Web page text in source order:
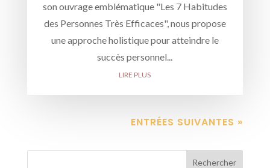
son ouvrage emblématique "Les 7 Habitudes
des Personnes Très Efficaces", nous propose
une approche holistique pour atteindre le
succès personnel...
LIRE PLUS
ENTRÉES SUIVANTES »
Rechercher